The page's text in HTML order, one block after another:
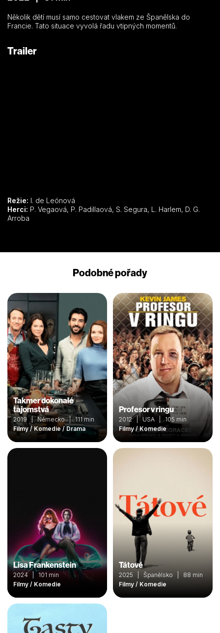
Několik dětí musí samo cestovat vlakem ze Španělska do
Francie. Tato situace vyvolá řadu vtipných momentů.
Trailer
Režie: I. de Leónová
Herci:
Arroba
Podobné pořady
Takmer dokonalé
tajomstvá
2019 | Německo | 111 min
Filmy / Komedie / Drama
Profesor v ringu
2012 | USA | 105 min
Filmy / Komedie
Lisa Frankenstein
2024 | 101 min
Filmy / Komedie
Tátové
2025 | Španělsko | 88 min
Filmy / Komedie